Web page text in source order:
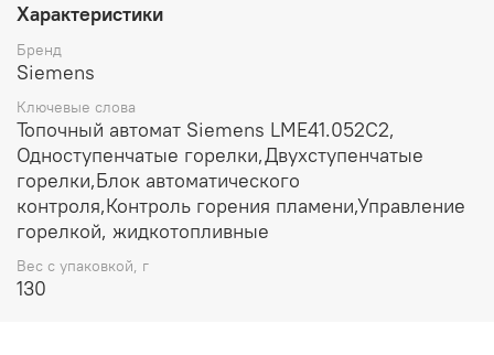
Характеристики
Бренд
Siemens
Ключевые слова
Топочный автомат Siemens LME41.052C2,
Одноступенчатые горелки,Двухступенчатые
горелки,Блок автоматического
контроля,Контроль горения пламени,Управление
горелкой, жидкотопливные
Вес с упаковкой, г
130